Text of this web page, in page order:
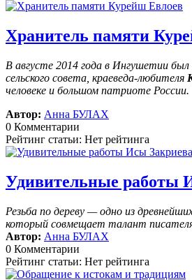
Хранитель памяти
В августе 2014 года в Ингушетии
сельского совета, краеведа-любителя
человеке и большом патриоте России.
Автор: Анна БУЛАХ
0 Комментарии
Рейтинг статьи: Нет рейтинга
Удивительные работы
Резьба по дереву — одно из
который совмещает талант
Автор: Анна БУЛАХ
0 Комментарии
Рейтинг статьи: Нет рейтинга